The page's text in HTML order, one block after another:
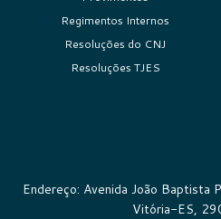
Regimentos Internos
Resoluções do CNJ
Resoluções TJES
Endereço: Avenida João Baptista
Vitória-ES,